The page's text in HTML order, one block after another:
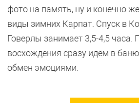
фото на память, ну и конечно
виды зимних Карпат. Спуск в
Говерлы занимает 3,5-4,5 часа.
восхождения сразу идём в
обмен эмоциями.